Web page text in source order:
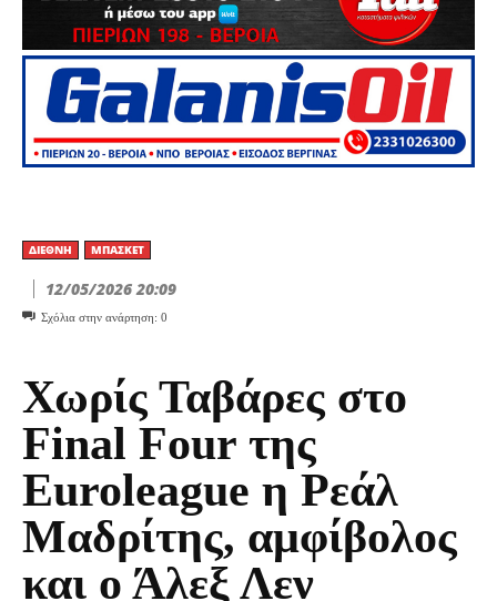
ΔΙΕΘΝΉ ΜΠΆΣΚΕΤ
12/05/2026 20:09
Σχόλια στην ανάρτηση: 0
Χωρίς Ταβάρες στο
Final Four της
Euroleague η Ρεάλ
Μαδρίτης, αμφίβολος
και ο Άλεξ Λεν